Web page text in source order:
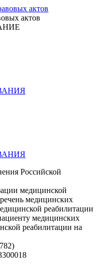
актов
Российской
медицинской
медицинских
реабилитации
медицинских
реабилитации на